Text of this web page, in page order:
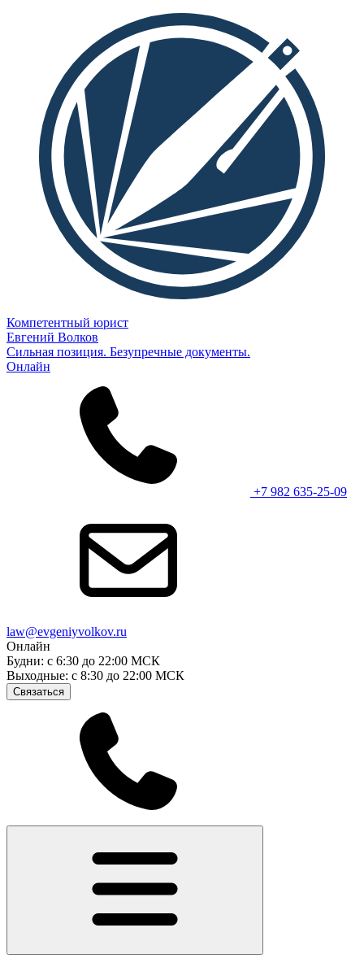
Компетентный юрист
Евгений Волков
Сильная позиция. Безупречные документы.
Онлайн
+7 982 635-25-09
law@evgeniyvolkov.ru
Онлайн
Будни: с 6:30 до 22:00 МСК
Выходные: с 8:30 до 22:00 МСК
Связаться